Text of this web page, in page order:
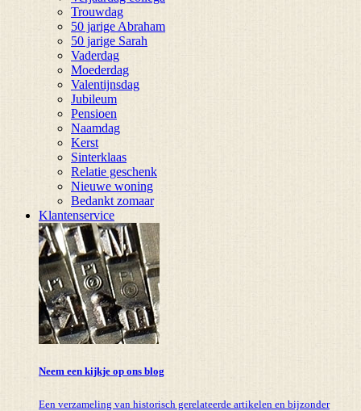
Trouwdag
50 jarige Abraham
50 jarige Sarah
Vaderdag
Moederdag
Valentijnsdag
Jubileum
Pensioen
Naamdag
Kerst
Sinterklaas
Relatie geschenk
Nieuwe woning
Bedankt zomaar
Klantenservice
Neem een kijkje op ons blog
Een verzameling van historisch gerelateerde artikelen en bijzonder